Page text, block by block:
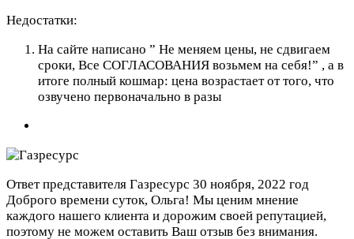
Недостатки:
На сайте написано ” Не меняем цены, не сдвигаем
сроки, Все СОГЛАСОВАНИЯ возьмем на себя!” , а в
итоге полный кошмар: цена возрастает от того, что
озвучено первоначально в разы
Ответ представителя Газресурс 30 ноября, 2022 год
Доброго времени суток, Ольга! Мы ценим мнение
каждого нашего клиента и дорожим своей репутацией,
поэтому не можем оставить Ваш отзыв без внимания.